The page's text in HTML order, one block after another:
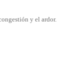
y el ardor.